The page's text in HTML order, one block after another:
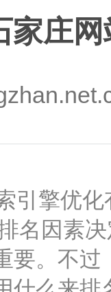
家庄
擎优化
名因素
要。不